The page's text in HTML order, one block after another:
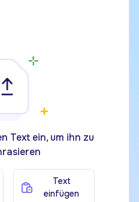
Text ein, um ihn zu
Text
einfügen